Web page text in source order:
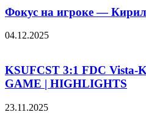
Фокус на игроке —
04.12.2025
KSUFCST 3:1 FDC Vista-
GAME | HIGHLIGHTS
23.11.2025